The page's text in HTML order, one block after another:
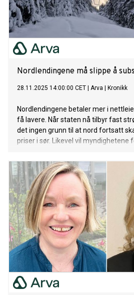
Nordlendingene må slippe å
28.11.2025 14:00:00 CET Arva Kronikk
Nordlendingene betaler mer i
få lavere. Når staten nå tilbyr fast
det ingen grunn til at nord fortsatt
priser i sør. Likevel vil myndighetene